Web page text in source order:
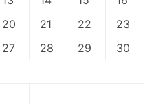
20 21 22
23
27 28 29
30